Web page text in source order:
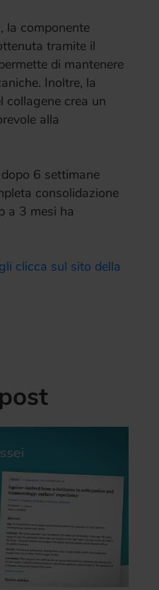
, la componente
tramite il
di mantenere
Inoltre, la
collagene crea un
alla
6 settimane
consolidazione
a 3 mesi ha
clicca sul sito della